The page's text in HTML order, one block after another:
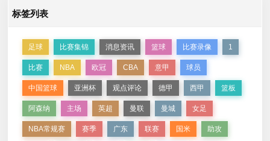
标签列表
足球 比赛集锦 消息资讯 篮球 比赛录像 1
比赛 NBA 欧冠 CBA 意甲 球员
中国篮球 亚洲杯 观点评论 德甲 西甲 篮板
阿森纳 主场 英超 曼联 曼城 女足
NBA常规赛 赛季 广东 联赛 国米 助攻